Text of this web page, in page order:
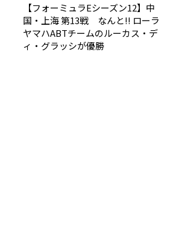
【フォーミュラEシーズン12】中
国・上海 第13戦 なんと!! ローラ
ヤマハABTチームのルーカス・デ
ィ・グラッシが優勝